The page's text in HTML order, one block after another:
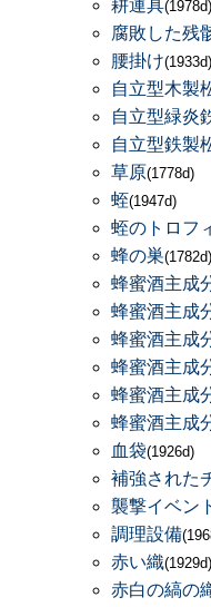
耕運具(1978d)
腐敗した残
腰掛け(1933d)
自立型木製
自立型緑炎
自立型鉄製
草原(1778d)
蛭(1947d)
蛭のトロフ
蜂の巣(1782d)
蜂蜜酒主成
蜂蜜酒主成
蜂蜜酒主成
蜂蜜酒主成
蜂蜜酒主成
蜂蜜酒主成
血袋(1926d)
補強された
襲撃イベン
調理設備
赤い織(1929d)
赤白の縞の